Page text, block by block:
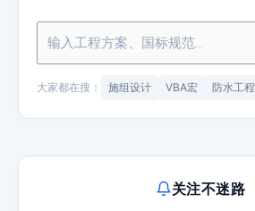
大家都在搜： 施组设计 VBA宏 防水工程
关注不迷路